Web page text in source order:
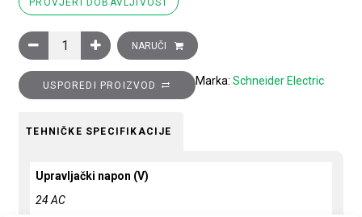
PROVJERI DOBAVLJIVOST
Sklopnik motorski 3P (3NO) TeSys D, 32A (AC-3), 1R+1M
NARUČI
USPOREDI PROIZVOD Marka: Schneider Electric
TEHNIČKE SPECIFIKACIJE
Upravljački napon (V)
24 AC